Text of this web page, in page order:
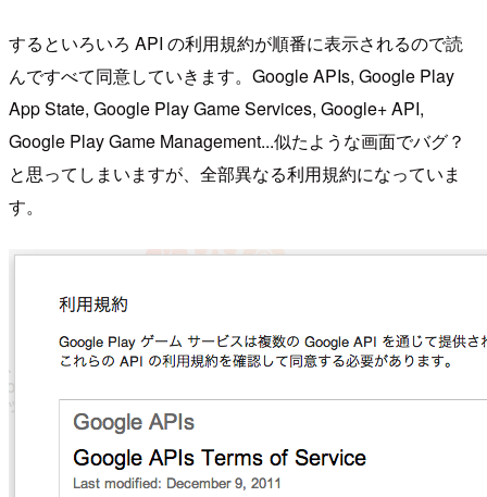
するといろいろ API の利用規約が順番に表示されるので読
んですべて同意していきます。Google APIs, Google Play
App State, Google Play Game Services, Google+ API,
Google Play Game Management...似たような画面でバグ？
と思ってしまいますが、全部異なる利用規約になっていま
す。